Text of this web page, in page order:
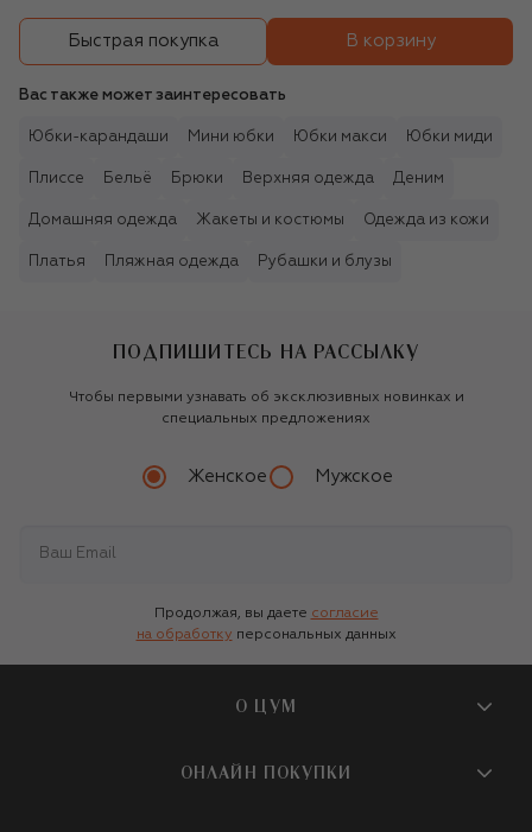
Быстрая покупка В корзину
Вас также может заинтересовать
Юбки-карандаши Мини юбки Юбки макси Юбки миди
Плиссе Бельё Брюки Верхняя одежда Деним
Домашняя одежда Жакеты и костюмы Одежда из кожи
Платья Пляжная одежда Рубашки и блузы
ПОДПИШИТЕСЬ НА РАССЫЛКУ
Чтобы первыми узнавать об эксклюзивных новинках и
специальных предложениях
Женское Мужское
Продолжая, вы даете согласие
на обработку персональных данных
О ЦУМ
О магазине
ОНЛАЙН ПОКУПКИ